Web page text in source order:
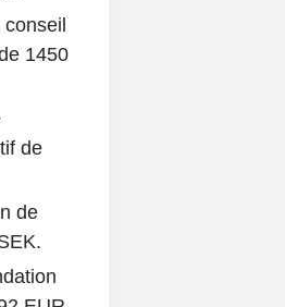
conseil
1450
de
de